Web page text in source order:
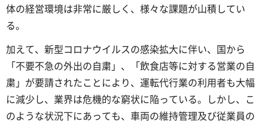
体の経営環境は非常に厳しく、様々な課題が山積してい
る。
加えて、新型コロナウイルスの感染拡大に伴い、国から
「不要不急の外出の自粛」、「飲食店等に対する営業の自
粛」が要請されたことにより、運転代行業の利用者も大幅
に減少し、業界は危機的な窮状に陥っている。しかし、こ
のような状況下にあっても、車両の維持管理及び従業員の